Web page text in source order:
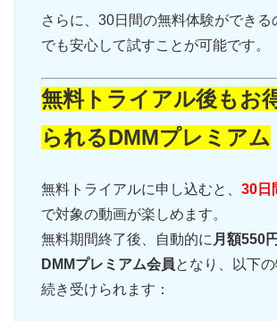
さらに、30日間の無料体験ができる
でも安心して試すことが可能です。
無料トライアル後もお
られるDMMプレミアム
無料トライアルに申し込むと、 30日
で対象の動画が楽しめます。
無料期間終了後、自動的に 月額550
DMMプレミアム会員となり、以下
続き受けられます：